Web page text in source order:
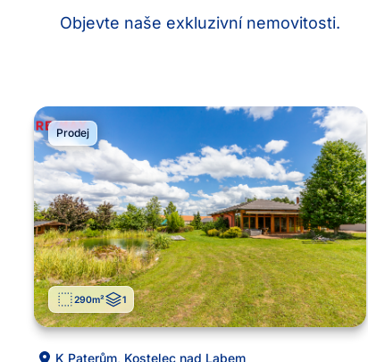
Objevte naše exkluzivní nemovitosti.
Prodej
290m² 1
K Paterům, Kostelec nad Labem